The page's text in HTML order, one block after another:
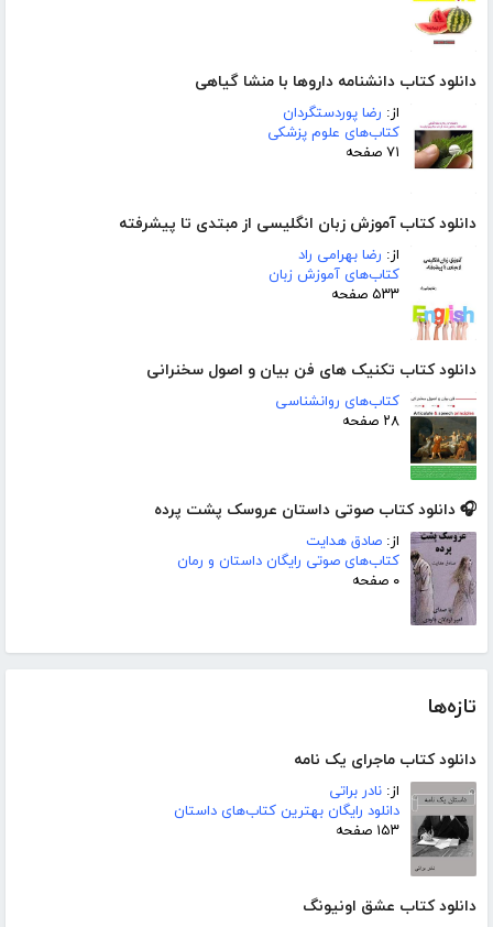
دانلود کتاب دانشنامه داروها با منشا گیاهی
از: رضا پوردستگردان
کتاب‌های علوم پزشکی
۷۱ صفحه
دانلود کتاب آموزش زبان انگلیسی از مبتدی تا پیشرفته
از: رضا بهرامی راد
کتاب‌های آموزش زبان
۵۳۳ صفحه
دانلود کتاب تکنیک های فن بیان و اصول سخنرانی
کتاب‌های روانشناسی
۲۸ صفحه
🎧 دانلود کتاب صوتی داستان عروسک پشت پرده
از: صادق هدایت
کتاب‌های صوتی رایگان داستان و رمان
۰ صفحه
تازه‌ها
دانلود کتاب ماجرای یک نامه
از: نادر براتی
دانلود رایگان بهترین کتاب‌های داستان
۱۵۳ صفحه
دانلود کتاب عشق اونیونگ